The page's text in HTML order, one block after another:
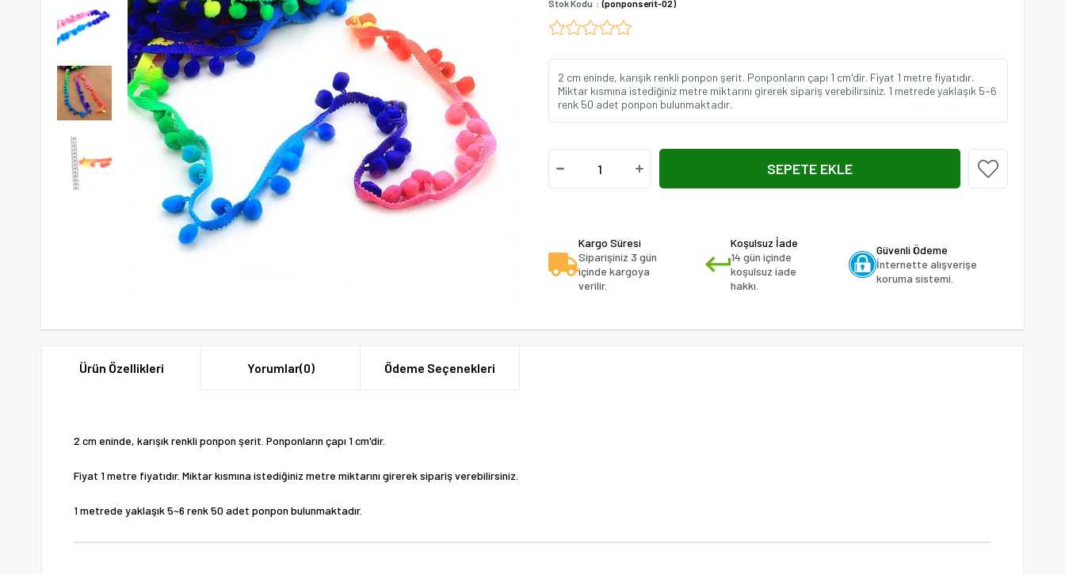
Stok Kodu (ponponserit-02)
2 cm eninde, karışık renkli ponpon şerit. Ponponların çapı 1 cm'dir. Fiyat 1 metre fiyatıdır.
Miktar kısmına istediğiniz metre miktarını girerek sipariş verebilirsiniz. 1 metrede yaklaşık 5~6
renk 50 adet ponpon bulunmaktadır.
Kargo Süresi
Siparişiniz 3 gün
içinde kargoya
verilir.
Koşulsuz İade
14 gün içinde
koşulsuz iade
hakkı.
Güvenli Ödeme
İnternette alışverişe
koruma sistemi.
Ürün Özellikleri Yorumlar(0) Ödeme Seçenekleri
2 cm eninde, karışık renkli ponpon şerit. Ponponların çapı 1 cm'dir.
Fiyat 1 metre fiyatıdır. Miktar kısmına istediğiniz metre miktarını girerek sipariş verebilirsiniz.
1 metrede yaklaşık 5~6 renk 50 adet ponpon bulunmaktadır.